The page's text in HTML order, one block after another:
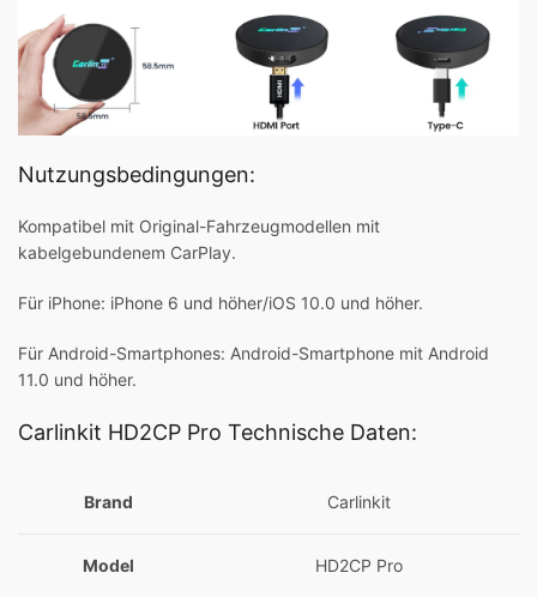
Nutzungsbedingungen:
Kompatibel mit Original-Fahrzeugmodellen mit
kabelgebundenem CarPlay.
Für iPhone: iPhone 6 und höher/iOS 10.0 und höher.
Für Android-Smartphones: Android-Smartphone mit Android
11.0 und höher.
Carlinkit HD2CP Pro Technische Daten:
Brand Carlinkit
Model HD2CP Pro